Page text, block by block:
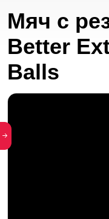
Мяч с
Better
Balls